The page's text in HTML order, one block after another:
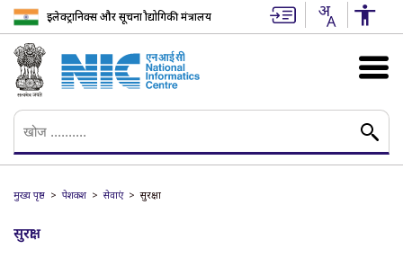
इलेक्ट्रानिक्स और सूचना प्रौद्योगिकी मंत्रालय
मुख्य पृष्ठ पेशकश सेवाएं सुरक्षा
सुरक्षा